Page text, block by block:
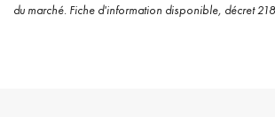
du marché. Fiche d'information disponible, décret